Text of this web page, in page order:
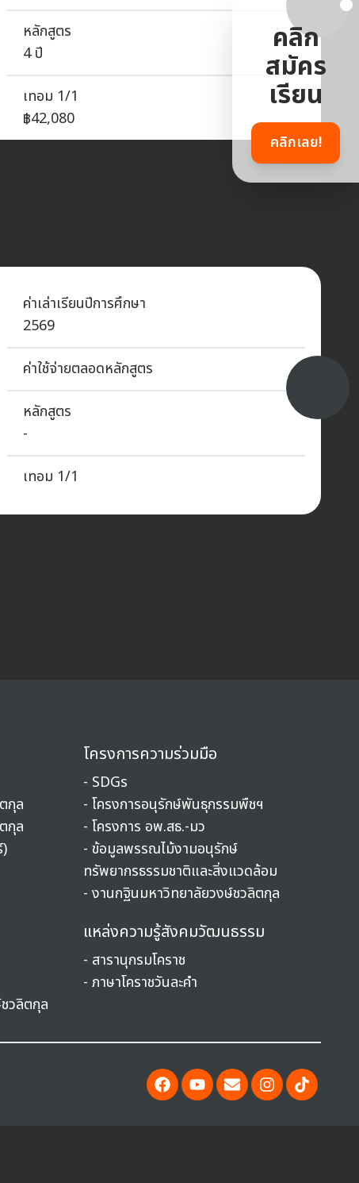
หลักสูตร
4 ปี
เทอม 1/1
฿42,080
ค่าเล่าเรียนปีการศึกษา
2569
ค่าใช้จ่ายตลอดหลักสูตร
หลักสูตร
-
เทอม 1/1
คลิก
สมัคร
เรียน
คลิกเลย!
กุล
กุล
วลิตกุล
โครงการความร่วมมือ
- SDGs
- โครงการอนุรักษ์พันธุกรรมพืชฯ
- โครงการ อพ.สธ.-มว
- ข้อมูลพรรณไม้งามอนุรักษ์
ทรัพยากรธรรมชาติและสิ่งแวดล้อม
- งานกฐินมหาวิทยาลัยวงษ์ชวลิตกุล
แหล่งความรู้สังคมวัฒนธรรม
- สารานุกรมโคราช
- ภาษาโคราชวันละคำ